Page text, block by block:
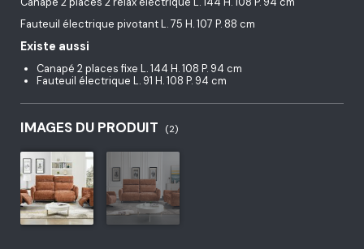
Fauteuil électrique pivotant L. 75 H. 107 P. 88 cm
Existe aussi
Canapé 2 places fixe L. 144 H. 108 P. 94 cm
Fauteuil électrique L. 91 H. 108 P. 94 cm
IMAGES DU PRODUIT (2)